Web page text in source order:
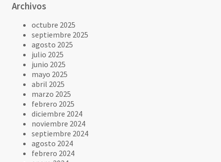
Archivos
octubre 2025
septiembre 2025
agosto 2025
julio 2025
junio 2025
mayo 2025
abril 2025
marzo 2025
febrero 2025
diciembre 2024
noviembre 2024
septiembre 2024
agosto 2024
febrero 2024